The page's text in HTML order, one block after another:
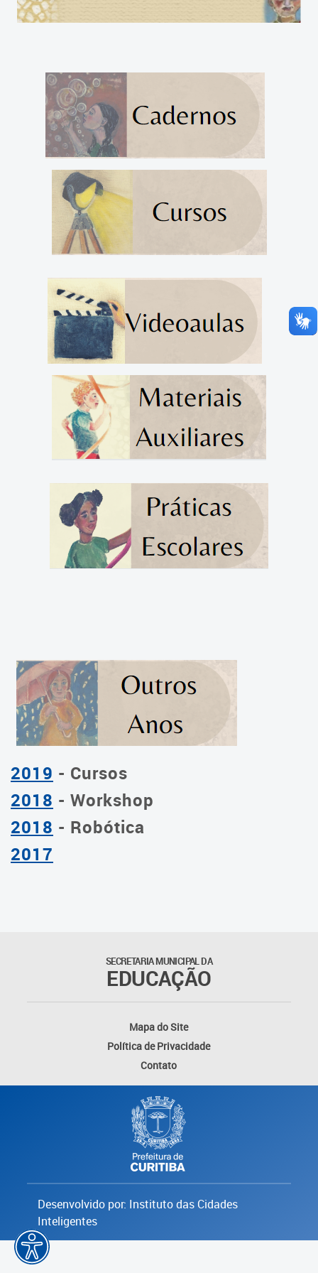
2019 - Cursos
2018 - Workshop
2018 - Robótica
2017
SECRETARIA MUNICIPAL DA
EDUCAÇÃO
Mapa do Site
Política de Privacidade
Contato
Desenvolvido por: Instituto das Cidades
Inteligentes